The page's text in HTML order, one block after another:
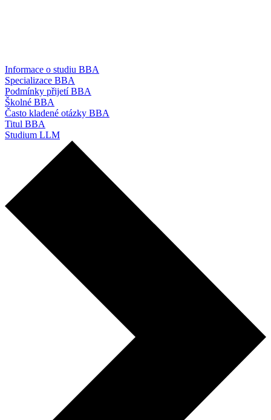
Informace o studiu BBA
Specializace BBA
Podmínky přijetí BBA
Školné BBA
Často kladené otázky BBA
Titul BBA
Studium LLM